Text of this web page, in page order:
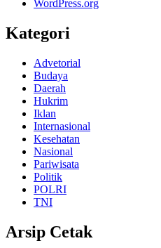
WordPress.org
Kategori
Advetorial
Budaya
Daerah
Hukrim
Iklan
Internasional
Kesehatan
Nasional
Pariwisata
Politik
POLRI
TNI
Arsip Cetak